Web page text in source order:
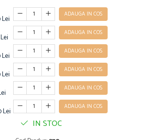
ADAUGA IN COS
ADAUGA IN COS
ADAUGA IN COS
ADAUGA IN COS
ADAUGA IN COS
Lei ADAUGA IN COS
IN STOC